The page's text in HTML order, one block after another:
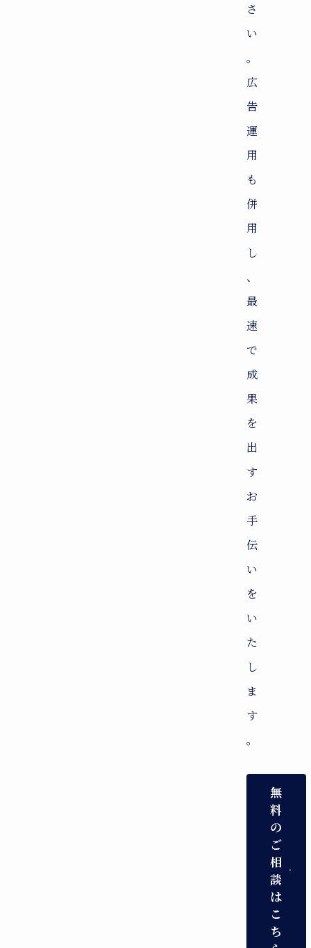
さ
い
。
広
告
運
用
も
併
用
し
、
最
速
で
成
果
を
出
す
お
手
伝
い
を
い
た
し
ま
す
。
無
料
の
ご
相
談
は
こ
ち